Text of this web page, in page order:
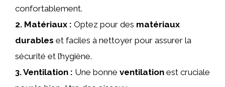
confortablement.
2. Matériaux : Optez pour des matériaux
durables et faciles à nettoyer pour assurer la
sécurité et l’hygiène.
3.Ventilation : Une bonne ventilation est cruciale